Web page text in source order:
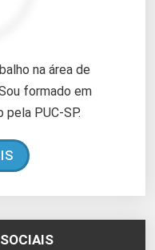
na área de
formado em
pela PUC-SP.